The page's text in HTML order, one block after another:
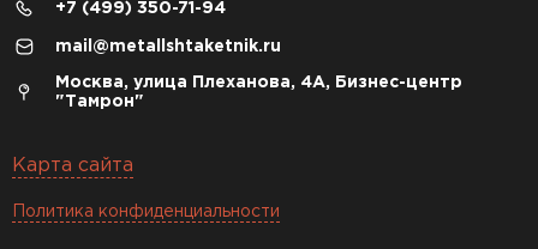
+7 (499) 350-71-94
mail@metallshtaketnik.ru
Москва, улица Плеханова, 4А, Бизнес-центр
"Тамрон"
Карта сайта
Политика конфиденциальности